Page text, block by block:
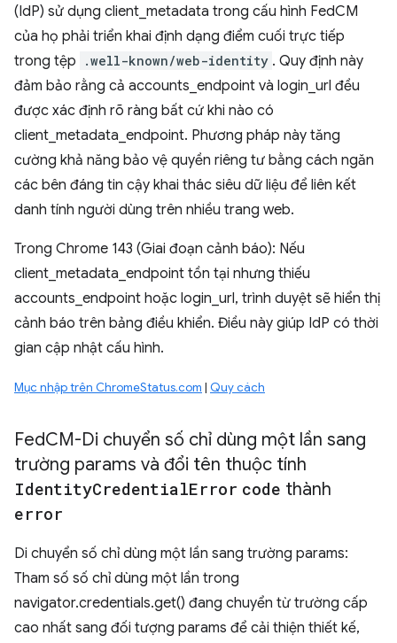
(IdP) sử dụng client_metadata trong cấu hình FedCM
của họ phải triển khai định dạng điểm cuối trực tiếp
trong tệp
.well-known/web-identity . Quy định này
đảm bảo rằng cả accounts_endpoint và login_url đều
được xác định rõ ràng bất cứ khi nào có
client_metadata_endpoint. Phương pháp này tăng
cường khả năng bảo vệ quyền riêng tư bằng cách ngăn
các bên đáng tin cậy khai thác siêu dữ liệu để liên kết
danh tính người dùng trên nhiều trang web.
Trong Chrome 143 (Giai đoạn cảnh báo): Nếu
client_metadata_endpoint tồn tại nhưng thiếu
accounts_endpoint hoặc login_url, trình duyệt sẽ hiển thị
cảnh báo trên bảng điều khiển. Điều này giúp IdP có thời
gian cập nhật cấu hình.
Mục nhập trên ChromeStatus.com | Quy cách
FedCM-Di chuyển số chỉ dùng một lần sang
trường params và đổi tên thuộc tính
IdentityCredentialError code thành
error
Di chuyển số chỉ dùng một lần sang trường params:
Tham số số chỉ dùng một lần trong
navigator.credentials.get() đang chuyển từ trường cấp
cao nhất sang đối tượng params để cải thiện thiết kế,